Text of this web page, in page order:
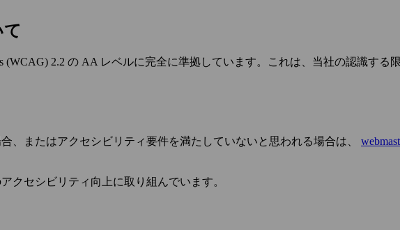
(WCAG) 2.2 の AA レベルに完全に準拠しています。これは、当社の認識する
、またはアクセシビリティ要件を満たしていないと思われる場合は、
クセシビリティ向上に取り組んでいます。